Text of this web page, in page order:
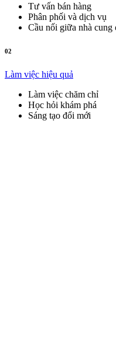
Tư vấn bán hàng
Phân phối và dịch vụ
Cầu nối giữa nhà cung
02
Làm việc hiệu quả
Làm việc chăm chỉ
Học hỏi khám phá
Sáng tạo đổi mới